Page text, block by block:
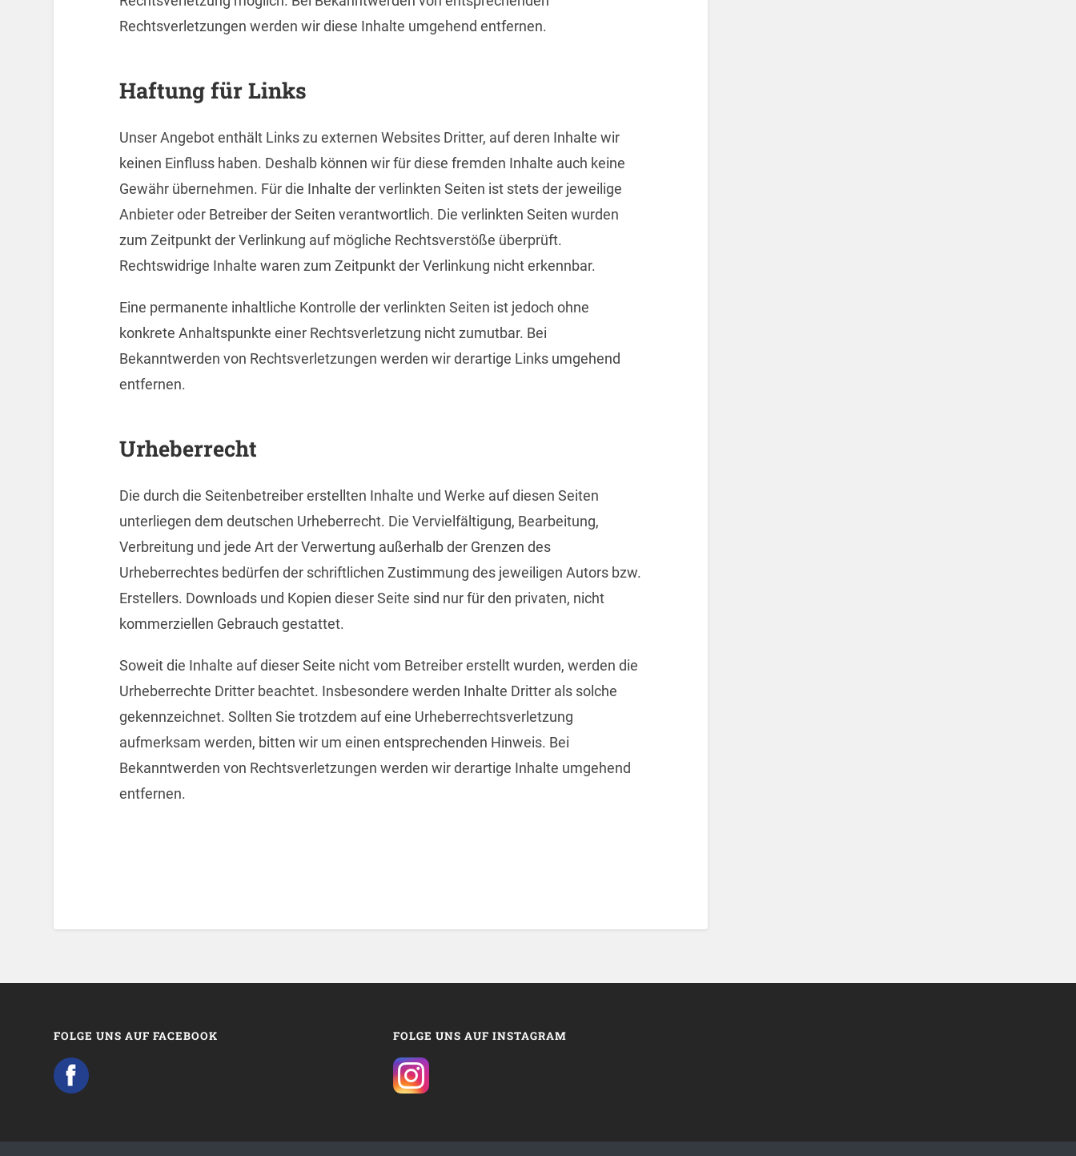
Rechtsverletzungen werden wir diese Inhalte umgehend entfernen.
Haftung für Links
Unser Angebot enthält Links zu externen Websites Dritter, auf deren Inhalte wir
keinen Einfluss haben. Deshalb können wir für diese fremden Inhalte auch keine
Gewähr übernehmen. Für die Inhalte der verlinkten Seiten ist stets der jeweilige
Anbieter oder Betreiber der Seiten verantwortlich. Die verlinkten Seiten wurden
zum Zeitpunkt der Verlinkung auf mögliche Rechtsverstöße überprüft.
Rechtswidrige Inhalte waren zum Zeitpunkt der Verlinkung nicht erkennbar.
Eine permanente inhaltliche Kontrolle der verlinkten Seiten ist jedoch ohne
konkrete Anhaltspunkte einer Rechtsverletzung nicht zumutbar. Bei
Bekanntwerden von Rechtsverletzungen werden wir derartige Links umgehend
entfernen.
Urheberrecht
Die durch die Seitenbetreiber erstellten Inhalte und Werke auf diesen Seiten
unterliegen dem deutschen Urheberrecht. Die Vervielfältigung, Bearbeitung,
Verbreitung und jede Art der Verwertung außerhalb der Grenzen des
Urheberrechtes bedürfen der schriftlichen Zustimmung des jeweiligen Autors bzw.
Erstellers. Downloads und Kopien dieser Seite sind nur für den privaten, nicht
kommerziellen Gebrauch gestattet.
Soweit die Inhalte auf dieser Seite nicht vom Betreiber erstellt wurden, werden die
Urheberrechte Dritter beachtet. Insbesondere werden Inhalte Dritter als solche
gekennzeichnet. Sollten Sie trotzdem auf eine Urheberrechtsverletzung
aufmerksam werden, bitten wir um einen entsprechenden Hinweis. Bei
Bekanntwerden von Rechtsverletzungen werden wir derartige Inhalte umgehend
entfernen.
FOLGE UNS AUF FACEBOOK FOLGE UNS AUF INSTAGRAM